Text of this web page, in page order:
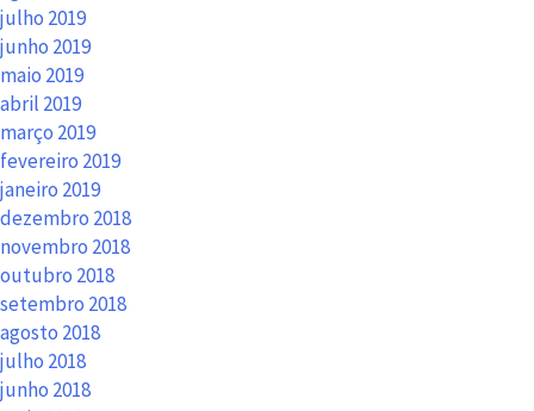
julho 2019
junho 2019
maio 2019
abril 2019
março 2019
fevereiro 2019
janeiro 2019
dezembro 2018
novembro 2018
outubro 2018
setembro 2018
agosto 2018
julho 2018
junho 2018